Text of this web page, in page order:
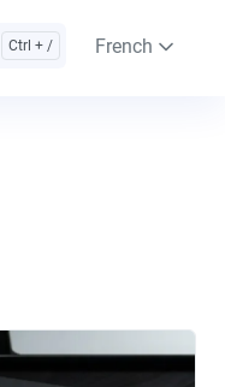
French